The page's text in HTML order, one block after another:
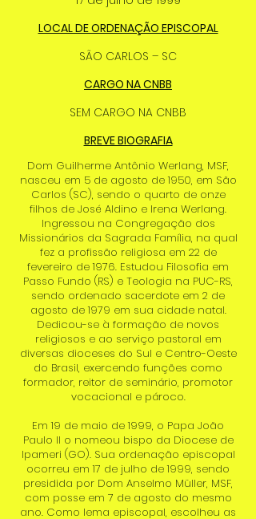
LOCAL DE ORDENAÇÃO EPISCOPAL
SÃO CARLOS – SC
CARGO NA CNBB
SEM CARGO NA CNBB
BREVE BIOGRAFIA
Dom Guilherme Antônio Werlang, MSF,
nasceu em 5 de agosto de 1950, em São
Carlos (SC), sendo o quarto de onze
filhos de José Aldino e Irena Werlang.
Ingressou na Congregação dos
Missionários da Sagrada Família, na qual
fez a profissão religiosa em 22 de
fevereiro de 1976. Estudou Filosofia em
Passo Fundo (RS) e Teologia na PUC-RS,
sendo ordenado sacerdote em 2 de
agosto de 1979 em sua cidade natal.
Dedicou-se à formação de novos
religiosos e ao serviço pastoral em
diversas dioceses do Sul e Centro-Oeste
do Brasil, exercendo funções como
formador, reitor de seminário, promotor
vocacional e pároco.
Em 19 de maio de 1999, o Papa João
Paulo II o nomeou bispo da Diocese de
Ipameri (GO). Sua ordenação episcopal
ocorreu em 17 de julho de 1999, sendo
presidida por Dom Anselmo Müller, MSF,
com posse em 7 de agosto do mesmo
ano. Como lema episcopal, escolheu as